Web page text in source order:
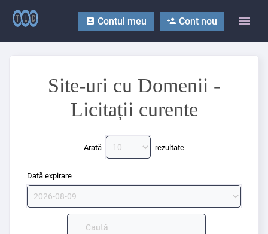
Contul meu Cont nou
Site-uri cu Domenii -
Licitații curente
Arată rezultate
Dată expirare